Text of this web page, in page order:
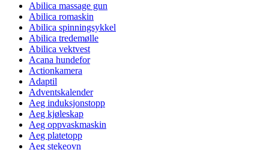
Abilica massage gun
Abilica romaskin
Abilica spinningsykkel
Abilica tredemølle
Abilica vektvest
Acana hundefor
Actionkamera
Adaptil
Adventskalender
Aeg induksjonstopp
Aeg kjøleskap
Aeg oppvaskmaskin
Aeg platetopp
Aeg stekeovn